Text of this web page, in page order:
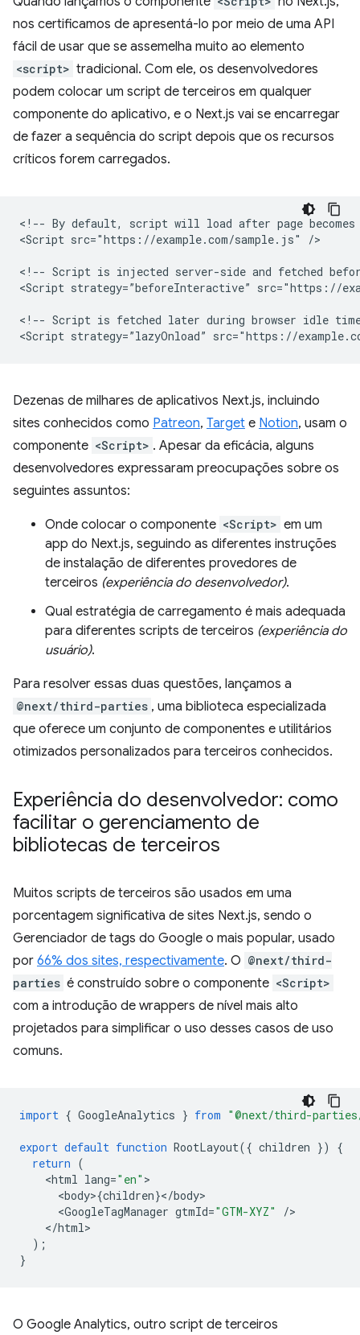
nos certificamos de apresentá-lo por meio de uma API
fácil de usar que se assemelha muito ao elemento
<script> tradicional. Com ele, os desenvolvedores
podem colocar um script de terceiros em qualquer
componente do aplicativo, e o Next.js vai se encarregar
de fazer a sequência do script depois que os recursos
críticos forem carregados.
<!-- By default, script will load after page
<Script src="https://example.com/sample.js" />
<!-- Script is injected server-side and fetched
<Script strategy=”beforeInteractive” src="https://
<!-- Script is fetched later during browser idle
Dezenas de milhares de aplicativos Next.js, incluindo
sites conhecidos como Patreon, Target e Notion, usam o
componente <Script> . Apesar da eficácia, alguns
desenvolvedores expressaram preocupações sobre os
seguintes assuntos:
Onde colocar o componente <Script> em um
app do Next.js, seguindo as diferentes instruções
de instalação de diferentes provedores de
terceiros (experiência do desenvolvedor).
Qual estratégia de carregamento é mais adequada
para diferentes scripts de terceiros (experiência do
usuário).
Para resolver essas duas questões, lançamos a
@next/third-parties , uma biblioteca especializada
que oferece um conjunto de componentes e utilitários
otimizados personalizados para terceiros conhecidos.
Experiência do desenvolvedor: como
facilitar o gerenciamento de
bibliotecas de terceiros
Muitos scripts de terceiros são usados em uma
porcentagem significativa de sites Next.js, sendo o
Gerenciador de tags do Google o mais popular, usado
por 66% dos sites, respectivamente. O @next/third-
parties é construído sobre o componente <Script>
com a introdução de wrappers de nível mais alto
projetados para simplificar o uso desses casos de uso
comuns.
import { GoogleAnalytics } from "@next/third-
export default function RootLayout({ children })
{
return (
<html lang="en"
<body>{children}</body
<GoogleTagManager gtmId="GTM-XYZ" /
</html
);
}
O Google Analytics, outro script de terceiros